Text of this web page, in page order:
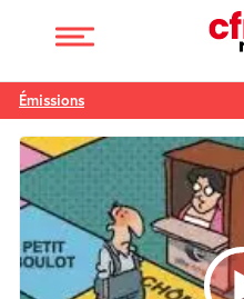
Émissions